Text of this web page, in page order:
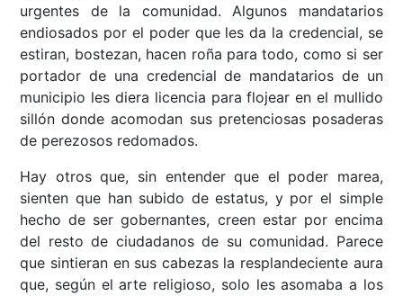
urgentes de la comunidad. Algunos mandatarios
endiosados por el poder que les da la credencial, se
estiran, bostezan, hacen roña para todo, como si ser
portador de una credencial de mandatarios de un
municipio les diera licencia para flojear en el mullido
sillón donde acomodan sus pretenciosas posaderas
de perezosos redomados.
Hay otros que, sin entender que el poder marea,
sienten que han subido de estatus, y por el simple
hecho de ser gobernantes, creen estar por encima
del resto de ciudadanos de su comunidad. Parece
que sintieran en sus cabezas la resplandeciente aura
que, según el arte religioso, solo les asomaba a los